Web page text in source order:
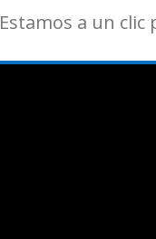
Estamos a un